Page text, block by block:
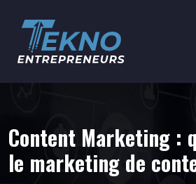
Content Marketing :
le marketing de